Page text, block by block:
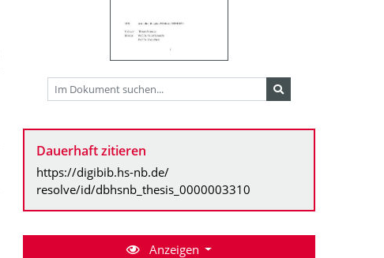
Dauerhaft zitieren
https://digibib.hs-nb.de/
resolve/id/dbhsnb_thesis_0000003310
Anzeigen